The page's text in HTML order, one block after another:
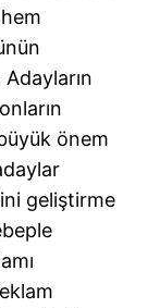
önem
geliştirme